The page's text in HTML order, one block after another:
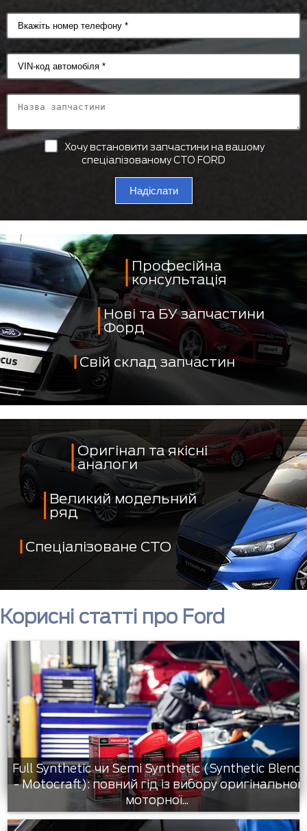
Хочу встановити запчастини на вашому
спеціалізованому СТО FORD
Надіслати
Професійна
консультація
Нові та БУ запчастини
Форд
Свій склад запчастин
Оригінал та якісні
аналоги
Великий модельний
ряд
Спеціалізоване СТО
Корисні статті про Ford
Full Synthetic чи Semi Synthetic (Synthetic Blend
- Motocraft): повний гід із вибору оригінальної
моторної...